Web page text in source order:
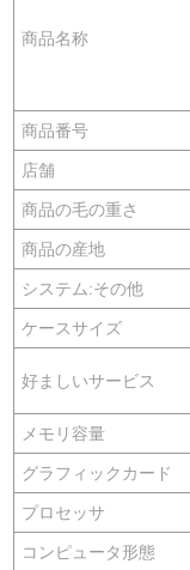
商品名称
商品番号
店舗
商品の毛の重さ
商品の産地
システム:その他
ケースサイズ
好ましいサービス
メモリ容量
グラフィックカード
プロセッサ
コンピュータ形態